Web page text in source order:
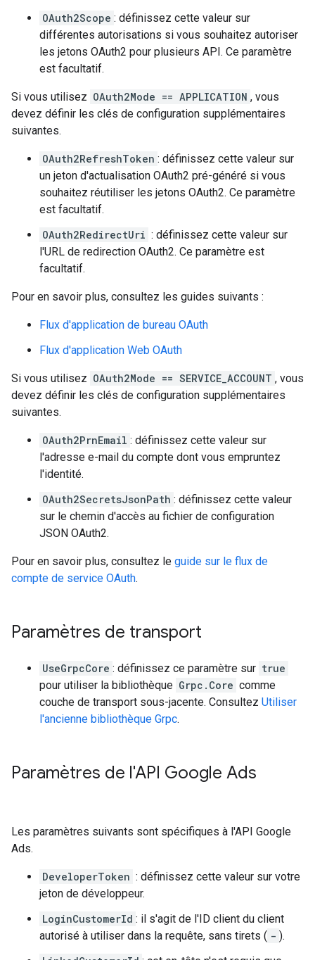
OAuth2Scope : définissez cette valeur sur
différentes autorisations si vous souhaitez autoriser
les jetons OAuth2 pour plusieurs API. Ce paramètre
est facultatif.
Si vous utilisez OAuth2Mode == APPLICATION , vous
devez définir les clés de configuration supplémentaires
suivantes.
OAuth2RefreshToken : définissez cette valeur sur
un jeton d'actualisation OAuth2 pré-généré si vous
souhaitez réutiliser les jetons OAuth2. Ce paramètre
est facultatif.
OAuth2RedirectUri : définissez cette valeur sur
l'URL de redirection OAuth2. Ce paramètre est
facultatif.
Pour en savoir plus, consultez les guides suivants :
Flux d'application de bureau OAuth
Flux d'application Web OAuth
Si vous utilisez OAuth2Mode == SERVICE_ACCOUNT , vous
devez définir les clés de configuration supplémentaires
suivantes.
OAuth2PrnEmail : définissez cette valeur sur
l'adresse e-mail du compte dont vous empruntez
l'identité.
OAuth2SecretsJsonPath : définissez cette valeur
sur le chemin d'accès au fichier de configuration
JSON OAuth2.
Pour en savoir plus, consultez le guide sur le flux de
compte de service OAuth.
Paramètres de transport
UseGrpcCore : définissez ce paramètre sur true
pour utiliser la bibliothèque Grpc.Core comme
couche de transport sous-jacente. Consultez Utiliser
l'ancienne bibliothèque Grpc.
Paramètres de l'API Google Ads
Les paramètres suivants sont spécifiques à l'API Google
Ads.
DeveloperToken : définissez cette valeur sur votre
jeton de développeur.
LoginCustomerId : il s'agit de l'ID client du client
autorisé à utiliser dans la requête, sans tirets ( - ).